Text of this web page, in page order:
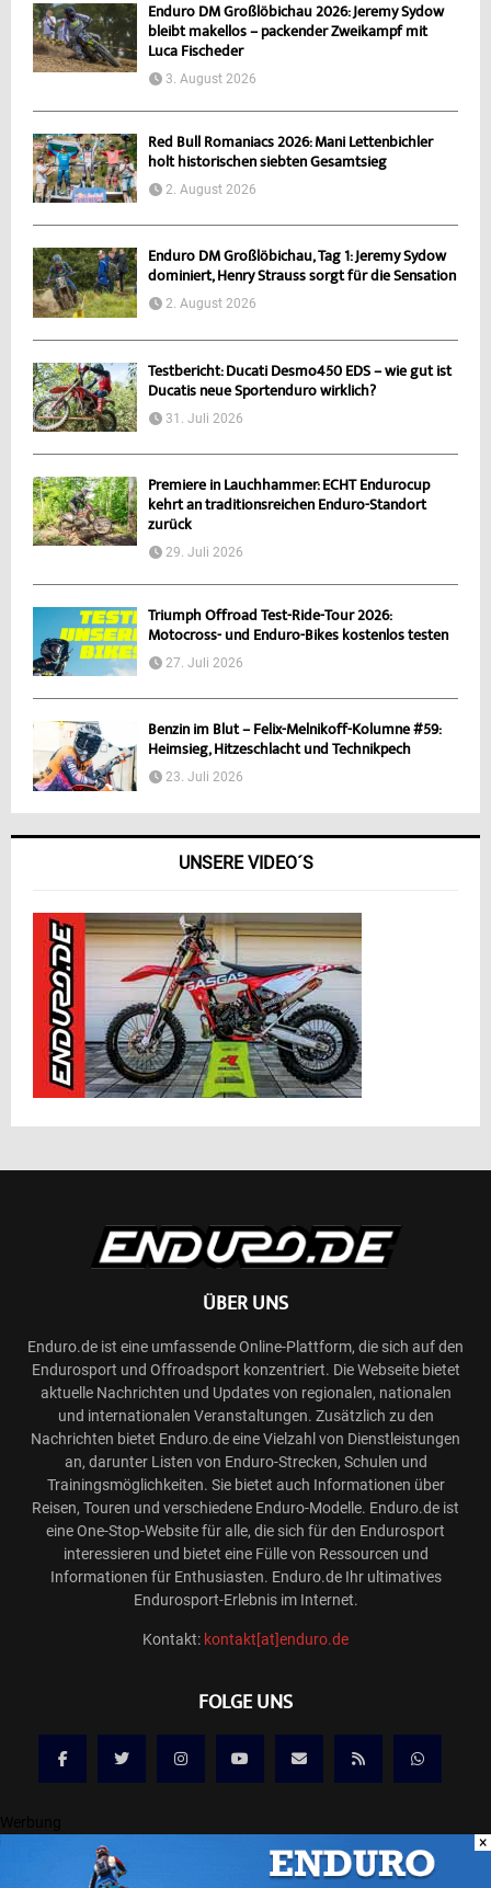
Enduro DM Großlöbichau 2026: Jeremy Sydow
bleibt makellos – packender Zweikampf mit
Luca Fischeder
3. August 2026
Red Bull Romaniacs 2026: Mani Lettenbichler
holt historischen siebten Gesamtsieg
2. August 2026
Enduro DM Großlöbichau, Tag 1: Jeremy Sydow
dominiert, Henry Strauss sorgt für die Sensation
2. August 2026
Testbericht: Ducati Desmo450 EDS – wie gut ist
Ducatis neue Sportenduro wirklich?
31. Juli 2026
Premiere in Lauchhammer: ECHT Endurocup
kehrt an traditionsreichen Enduro-Standort
zurück
29. Juli 2026
Triumph Offroad Test-Ride-Tour 2026:
Motocross- und Enduro-Bikes kostenlos testen
27. Juli 2026
Benzin im Blut – Felix-Melnikoff-Kolumne #59:
Heimsieg, Hitzeschlacht und Technikpech
23. Juli 2026
UNSERE VIDEO´S
ÜBER UNS
Enduro.de ist eine umfassende Online-Plattform, die sich auf den
Endurosport und Offroadsport konzentriert. Die Webseite bietet
aktuelle Nachrichten und Updates von regionalen, nationalen
und internationalen Veranstaltungen. Zusätzlich zu den
Nachrichten bietet Enduro.de eine Vielzahl von Dienstleistungen
an, darunter Listen von Enduro-Strecken, Schulen und
Trainingsmöglichkeiten. Sie bietet auch Informationen über
Reisen, Touren und verschiedene Enduro-Modelle. Enduro.de ist
eine One-Stop-Website für alle, die sich für den Endurosport
interessieren und bietet eine Fülle von Ressourcen und
Informationen für Enthusiasten. Enduro.de Ihr ultimatives
Endurosport-Erlebnis im Internet.
Kontakt: kontakt[at]enduro.de
FOLGE UNS
@2025 ENDURO.DE ONLINE MAGAZIN
×